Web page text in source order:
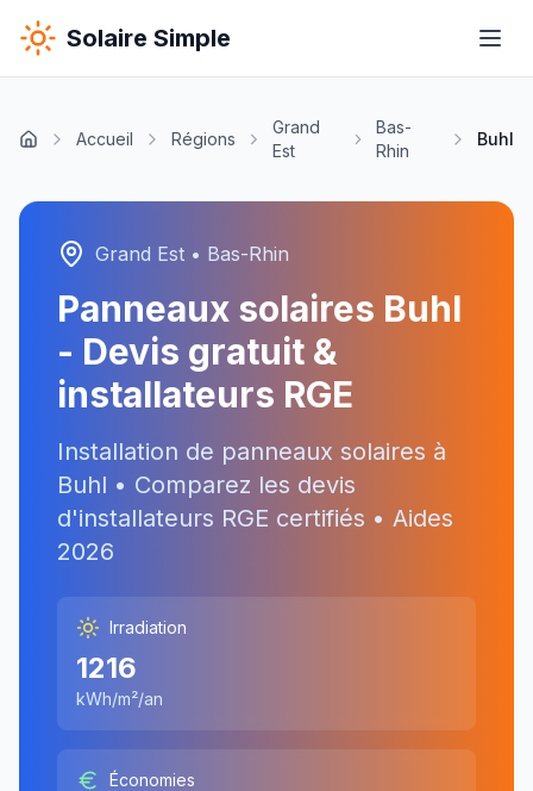
Solaire Simple
Accueil Régions
Grand
Est
Bas-
Rhin
Buhl
Grand Est • Bas-Rhin
Panneaux solaires Buhl
- Devis gratuit &
installateurs RGE
Installation de panneaux solaires à
Buhl • Comparez les devis
d'installateurs RGE certifiés • Aides
2026
Irradiation
1216
kWh/m²/an
Économies